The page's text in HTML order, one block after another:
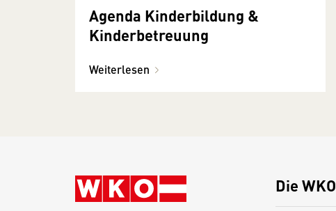
Agenda Kinderbildung &
Kinderbetreuung
Weiterlesen
Die WKO